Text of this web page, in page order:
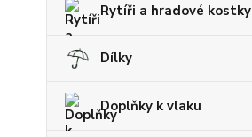
Rytíři a hradové kostky
Dílky
Doplňky k vlaku